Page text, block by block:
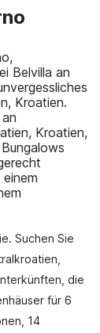
Belvilla an
Kroatien.
Kroatien,
Suchen Sie
die
für 6
14